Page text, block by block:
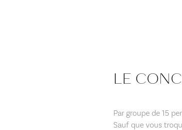
LE
Par groupe de 15
Sauf que vous